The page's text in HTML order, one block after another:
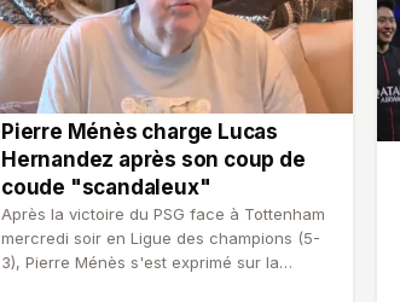
Pierre Ménès charge Lucas
Hernandez après son coup de
coude "scandaleux"
Après la victoire du PSG face à Tottenham
mercredi soir en Ligue des champions (5-
3), Pierre Ménès s'est exprimé sur la